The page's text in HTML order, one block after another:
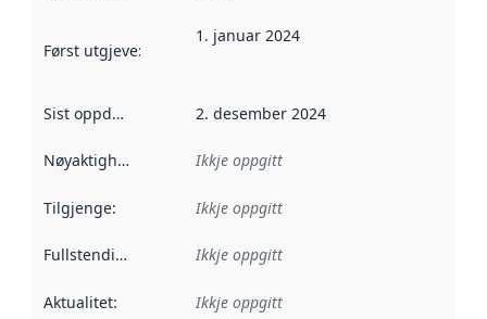
Først utgjeve: Denne datoen seier når dataa i dette
1. januar 2024
Sist oppdatert 2. desember 2024
Nøyaktigheit Ikkje oppgitt
Tilgjenge: Ikkje oppgitt
Fullstendigheit Ikkje oppgitt
Aktualitet: Ikkje oppgitt